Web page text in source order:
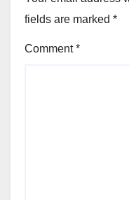
fields are marked *
Comment*